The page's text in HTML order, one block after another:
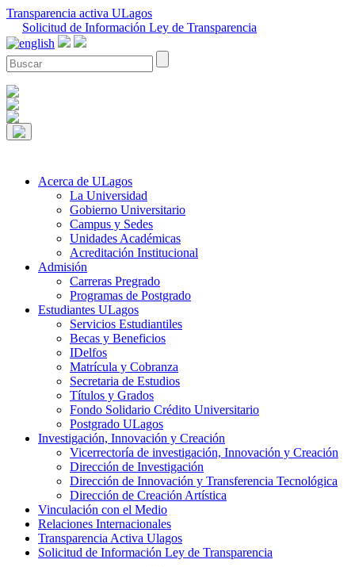
Transparencia activa ULagos
Solicitud de Información Ley de Transparencia
Acerca de ULagos
La Universidad
Gobierno Universitario
Campus y Sedes
Unidades Académicas
Acreditación Institucional
Admisión
Carreras Pregrado
Programas de Postgrado
Estudiantes ULagos
Servicios Estudiantiles
Becas y Beneficios
IDelfos
Matrícula y Cobranza
Secretaria de Estudios
Títulos y Grados
Fondo Solidario Crédito Universitario
Postgrado ULagos
Investigación, Innovación y Creación
Vicerrectoría de investigación, Innovación y Creación
Dirección de Investigación
Dirección de Innovación y Transferencia Tecnológica
Dirección de Creación Artística
Vinculación con el Medio
Relaciones Internacionales
Transparencia Activa Ulagos
Solicitud de Información Ley de Transparencia